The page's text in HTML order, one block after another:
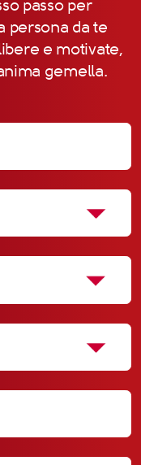
passo per
persona da te
e motivate,
gemella.